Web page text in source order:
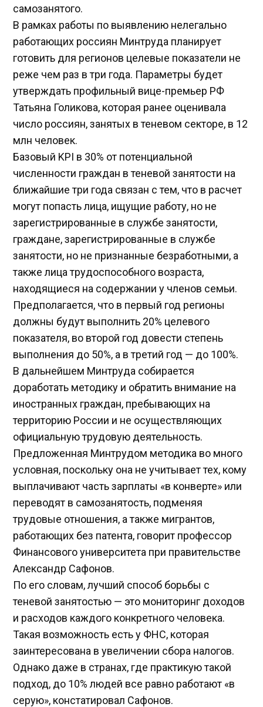
самозанятого.
В рамках работы по выявлению нелегально
работающих россиян Минтруда планирует
готовить для регионов целевые показатели не
реже чем раз в три года. Параметры будет
утверждать профильный вице-премьер РФ
Татьяна Голикова, которая ранее оценивала
число россиян, занятых в теневом секторе, в 12
млн человек.
Базовый KPI в 30% от потенциальной
численности граждан в теневой занятости на
ближайшие три года связан с тем, что в расчет
могут попасть лица, ищущие работу, но не
зарегистрированные в службе занятости,
граждане, зарегистрированные в службе
занятости, но не признанные безработными, а
также лица трудоспособного возраста,
находящиеся на содержании у членов семьи.
Предполагается, что в первый год регионы
должны будут выполнить 20% целевого
показателя, во второй год довести степень
выполнения до 50%, а в третий год — до 100%.
В дальнейшем Минтруда собирается
доработать методику и обратить внимание на
иностранных граждан, пребывающих на
территорию России и не осуществляющих
официальную трудовую деятельность.
Предложенная Минтрудом методика во много
условная, поскольку она не учитывает тех, кому
выплачивают часть зарплаты «в конверте» или
переводят в самозанятость, подменяя
трудовые отношения, а также мигрантов,
работающих без патента, говорит профессор
Финансового университета при правительстве
Александр Сафонов.
По его словам, лучший способ борьбы с
теневой занятостью — это мониторинг доходов
и расходов каждого конкретного человека.
Такая возможность есть у ФНС, которая
заинтересована в увеличении сбора налогов.
Однако даже в странах, где практикую такой
подход, до 10% людей все равно работают «в
серую», констатировал Сафонов.